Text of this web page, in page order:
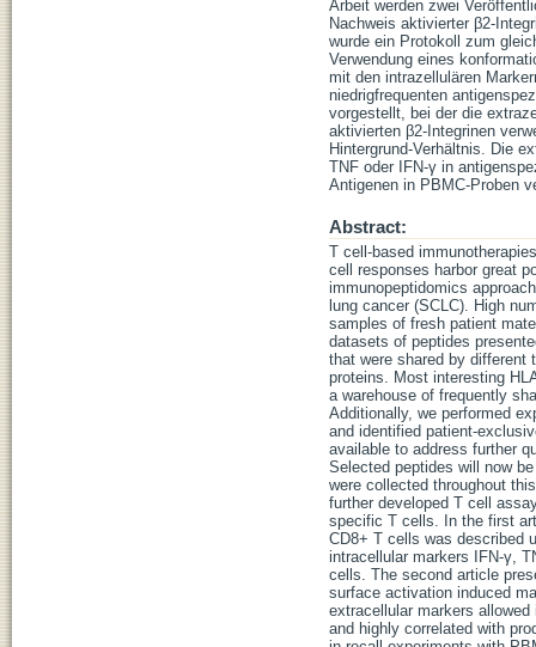
Arbeit werden zwei
Nachweis aktivierter β2-
wurde ein Protokoll zum
Verwendung eines
mit den intrazellulären
niedrigfrequenten
vorgestellt, bei der die
aktivierten β2-Integrinen
Hintergrund-Verhältnis. Die
TNF oder IFN-γ in
Antigenen in PBMC-Proben
Abstract:
T cell-based
cell responses harbor great
immunopeptidomics
lung cancer (SCLC). High
samples of fresh patient
datasets of peptides
that were shared by different
proteins. Most interesting
a warehouse of frequently
Additionally, we performed
and identified patient-
available to address further
Selected peptides will now
were collected throughout
further developed T cell
specific T cells. In the first
CD8+ T cells was described
intracellular markers IFN‑γ,
cells. The second article
surface activation induced
extracellular markers
and highly correlated with